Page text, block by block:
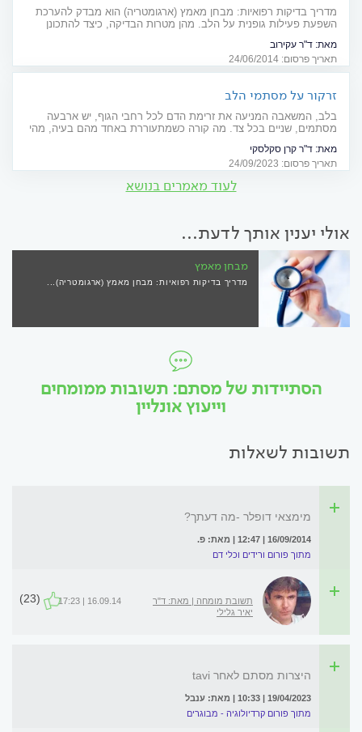
מדריך בדיקות רפואיות: מבחן מאמץ (ארגומטריה) הוא מבדק להערכת
השפעת פעילות גופנית על הלב. מהן מטרות הבדיקה, כיצד להתכונן
מאת: ד"ר עקירוב
תאריך פרסום: 24/06/2014
זרקור על מסתמי הלב
בלב, המשאבה המניעה את זרימת הדם לכל רחבי הגוף, יש ארבעה
מסתמים, שניים בכל צד. מה קורה כשמתעוררת באחד מהם בעיה, מהי
מומחית לקרדיולוגיה, אקו-קרדיוגרפיה ומחלות מסתמיות
מאת: ד"ר קרן סקלסקי
תאריך פרסום: 24/09/2023
לעוד מאמרים בנושא
אולי יענין אותך לדעת...
מבחן מאמץ
מדריך בדיקות רפואיות: מבחן מאמץ (ארגומטריה)...
הסתיידות של מסתם: תשובות ממומחים
וייעוץ אונליין
תשובות לשאלות
מימצאי דופלר -מה דעתך?
16/09/2014 | 12:47 | מאת: פ.
מתוך פורום ורידים וכלי דם
תשובת מומחה | מאת: ד"ר
יאיר גלילי
16.09.14 | 17:23
(23)
היצרות מסתם לאחר tavi
19/04/2023 | 10:33 | מאת: ענבל
מתוך פורום קרדיולוגיה - מבוגרים